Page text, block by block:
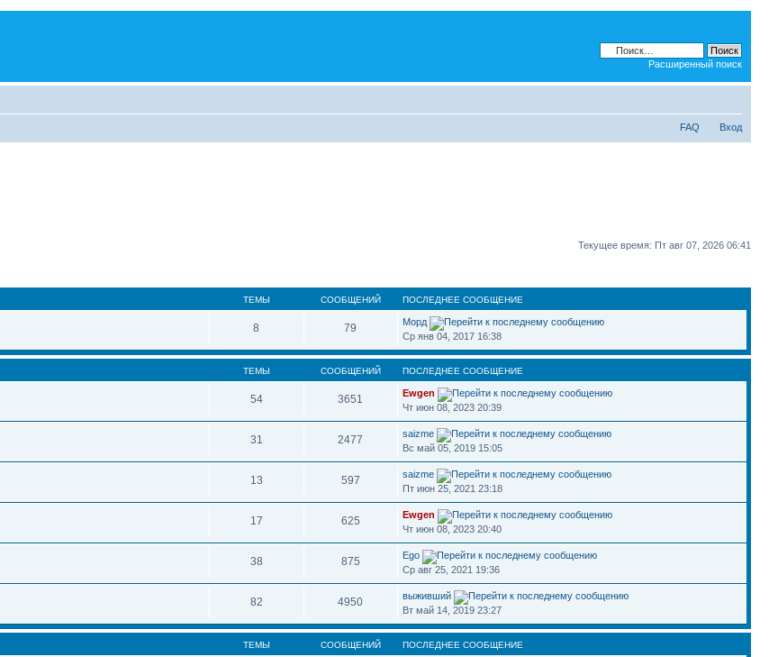
Расширенный поиск
FAQ Вход
Текущее время: Пт авг 07, 2026 06:41
ТЕМЫ СООБЩЕНИЙ ПОСЛЕДНЕЕ СООБЩЕНИЕ
8 79
Морд
Ср янв 04, 2017 16:38
ТЕМЫ СООБЩЕНИЙ ПОСЛЕДНЕЕ СООБЩЕНИЕ
54 3651
Ewgen
Чт июн 08, 2023 20:39
31 2477
saizme
Вс май 05, 2019 15:05
13 597
saizme
Пт июн 25, 2021 23:18
17 625
Ewgen
Чт июн 08, 2023 20:40
38 875
Ego
Ср авг 25, 2021 19:36
82 4950
выживший
Вт май 14, 2019 23:27
ТЕМЫ СООБЩЕНИЙ ПОСЛЕДНЕЕ СООБЩЕНИЕ